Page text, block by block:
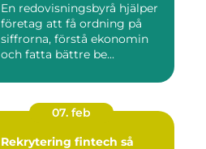
En redovisningsbyrå hjälper
företag att få ordning på
siffrorna, förstå ekonomin
och fatta bättre be...
07. feb
Rekrytering fintech så